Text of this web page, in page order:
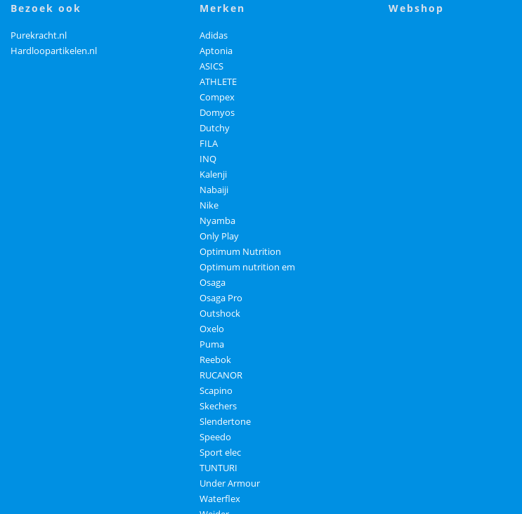
bezoek ook
Purekracht.nl
Hardloopartikelen.nl
merken
Adidas
Aptonia
ASICS
ATHLETE
Compex
Domyos
Dutchy
FILA
INQ
Kalenji
Nabaiji
Nike
Nyamba
Only Play
Optimum Nutrition
Optimum nutrition em
Osaga
Osaga Pro
Outshock
Oxelo
Puma
Reebok
RUCANOR
Scapino
Skechers
Slendertone
Speedo
Sport elec
TUNTURI
Under Armour
Waterflex
webshop